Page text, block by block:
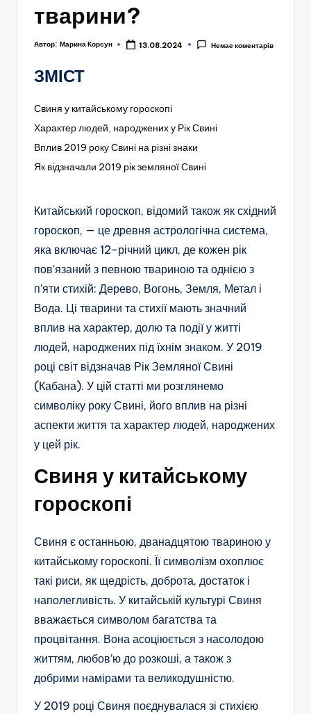
тварини?
Автор: Марина Корсун 13.08.2024 Немає коментарів
ЗМІСТ
Свиня у китайському гороскопі
Характер людей, народжених у Рік Свині
Вплив 2019 року Свині на різні знаки
Як відзначали 2019 рік земляної Свині
Китайський гороскоп, відомий також як східний
гороскоп, — це древня астрологічна система,
яка включає 12-річний цикл, де кожен рік
пов’язаний з певною твариною та однією з
п’яти стихій: Дерево, Вогонь, Земля, Метал і
Вода. Ці тварини та стихії мають значний
вплив на характер, долю та події у житті
людей, народжених під їхнім знаком. У 2019
році світ відзначав Рік Земляної Свині
(Кабана). У цій статті ми розглянемо
символіку року Свині, його вплив на різні
аспекти життя та характер людей, народжених
у цей рік.
Свиня у китайському
гороскопі
Свиня є останньою, дванадцятою твариною у
китайському гороскопі. Її символізм охоплює
такі риси, як щедрість, доброта, достаток і
наполегливість. У китайській культурі Свиня
вважається символом багатства та
процвітання. Вона асоціюється з насолодою
життям, любов’ю до розкоші, а також з
добрими намірами та великодушністю.
У 2019 році Свиня поєднувалася зі стихією